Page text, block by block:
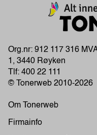
Org.nr: 912 117 316
1, 3440 Røyken
Tlf: 400 22 111
© Tonerweb 2010-2026
Om Tonerweb
Firmainfo